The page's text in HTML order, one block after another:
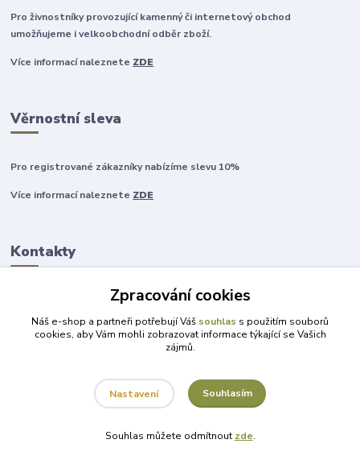
Pro živnostníky provozující kamenný či internetový obchod
umožňujeme i velkoobchodní odběr zboží.
Více informací naleznete ZDE
Věrnostní sleva
Pro registrované zákazníky nabízíme slevu 10%
Více informací naleznete ZDE
Kontakty
+420 777 315 999
obchod@darky-pro-radost.cz
Vytvořeno na Eshop-rychle.cz
Zpracování cookies
Náš e-shop a partneři potřebují Váš souhlas s použitím souborů
cookies, aby Vám mohli zobrazovat informace týkající se Vašich
zájmů.
Nastavení Souhlasím
Souhlas můžete odmítnout zde.